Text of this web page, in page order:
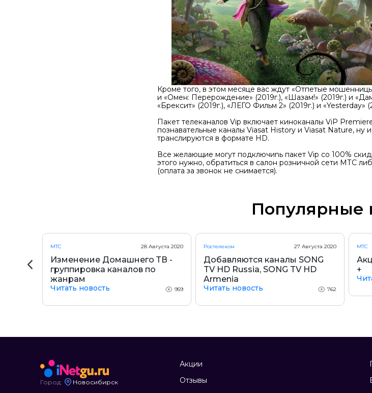
Кроме того, в этом месяце вас ждут «Отпетые
и «Омен: Перерождение» (2019г.), «Шазам!» (2019г.) и
«Брексит» (2019г.), «ЛЕГО Фильм 2» (2019г.) и «Yesterday»
Пакет телеканалов Vip включает киноканалы ViP
познавательные каналы Viasat History и Viasat Nature, ну
транслируются в формате HD.
Все желающие могут подключиnь пакет Vip со 100%
этого нужно, обратиться в салон розничной сети МТС
(оплата за звонок не снимается).
Популярные
МТС 28 Августа 2020
Изменение Домашнего ТВ -
группировка каналов по
жанрам
Читать новость 959
Ростелеком 27 Августа 2020
Добавляются каналы SONG
TV HD Russia, SONG TV HD
Armenia
Читать новость 762
МТС
+
Город: Новосибирск
Акции
Отзывы